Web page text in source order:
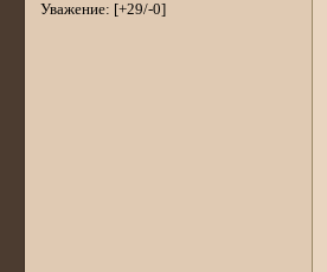
Уважение: [+29/-0]